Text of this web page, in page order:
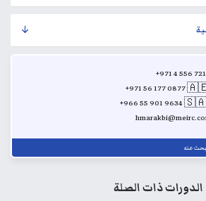
+971 4 556
+971 56 177 0877
+966 55 901 9634🇸🇦
عنه
الدورات ذات الصلة